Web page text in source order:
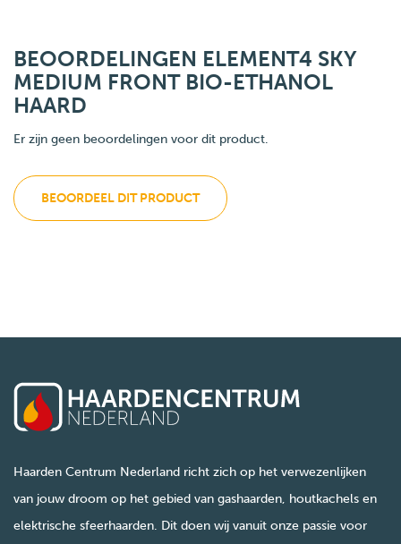
BEOORDELINGEN ELEMENT4 SKY
MEDIUM FRONT BIO-ETHANOL
HAARD
Er zijn geen beoordelingen voor dit product.
BEOORDEEL DIT PRODUCT
Haarden Centrum Nederland richt zich op het verwezenlijken
van jouw droom op het gebied van gashaarden, houtkachels en
elektrische sfeerhaarden. Dit doen wij vanuit onze passie voor